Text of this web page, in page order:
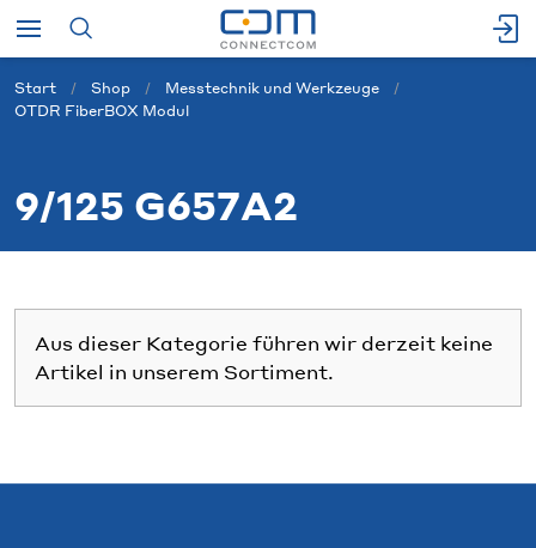
Start Shop
Messtechnik und Werkzeuge
OTDR FiberBOX Modul
9/125 G657A2
Aus dieser Kategorie führen wir derzeit keine
Artikel in unserem Sortiment.